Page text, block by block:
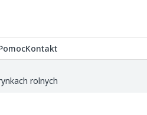
Kontakt
rolnych